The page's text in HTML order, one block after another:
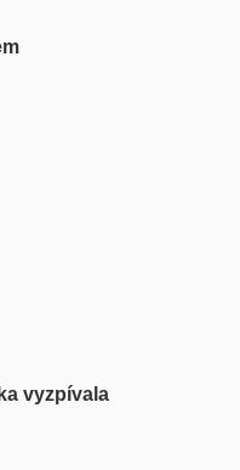
vyzpívala